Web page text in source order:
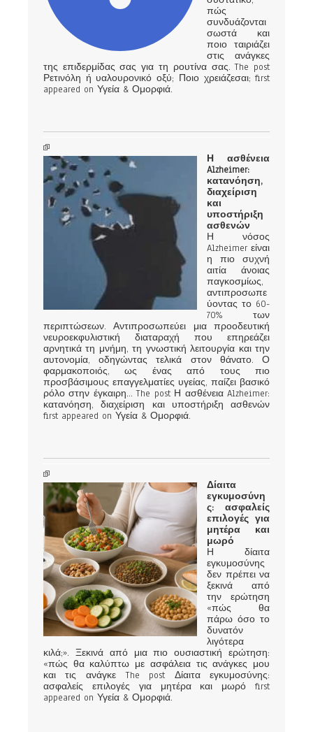
πώς
συνδυάζονται
σωστά και
ποιο ταιριάζει
στις ανάγκες
της επιδερμίδας σας για τη ρουτίνα σας. The post
Ρετινόλη ή υαλουρονικό οξύ; Ποιο χρειάζεσαι; first
appeared on Υγεία & Ομορφιά.
Η ασθένεια
Alzheimer:
κατανόηση,
διαχείριση
και
υποστήριξη
ασθενών
Η νόσος
Alzheimer είναι
η πιο συχνή
αιτία άνοιας
παγκοσμίως,
αντιπροσωπε
ύοντας το 60-
70% των
περιπτώσεων. Αντιπροσωπεύει μια προοδευτική
νευροεκφυλιστική διαταραχή που επηρεάζει
αρνητικά τη μνήμη, τη γνωστική λειτουργία και την
αυτονομία, οδηγώντας τελικά στον θάνατο. Ο
φαρμακοποιός, ως ένας από τους πιο
προσβάσιμους επαγγελματίες υγείας, παίζει βασικό
ρόλο στην έγκαιρη... The post Η ασθένεια Alzheimer:
κατανόηση, διαχείριση και υποστήριξη ασθενών
first appeared on Υγεία & Ομορφιά.
Δίαιτα
εγκυμοσύνη
ς: ασφαλείς
επιλογές για
μητέρα και
μωρό
Η δίαιτα
εγκυμοσύνης
δεν πρέπει να
ξεκινά από
την ερώτηση
«πώς θα
πάρω όσο το
δυνατόν
λιγότερα
κιλά;». Ξεκινά από μια πιο ουσιαστική ερώτηση:
«πώς θα καλύπτω με ασφάλεια τις ανάγκες μου
και τις ανάγκε The post Δίαιτα εγκυμοσύνης:
ασφαλείς επιλογές για μητέρα και μωρό first
appeared on Υγεία & Ομορφιά.